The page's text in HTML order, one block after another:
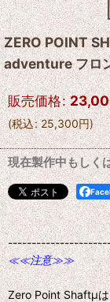
ZERO POINT
adventure フロ
販売価格:
(税込: 25,300円)
現在製作中もしく
≪≪注意≫≫
Zero Point Shaftμ